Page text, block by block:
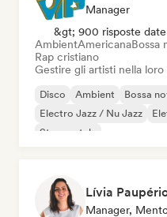
Manager
&gt; 900 risposte date
AmbientAmericanaBossa
Rap cristiano
Gestire gli artisti nella loro
Disco Ambient Bossa
Electro Jazz / Nu Jazz
Strumentale
Lívia
Manager,